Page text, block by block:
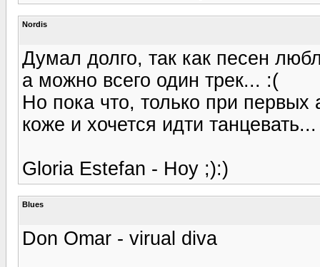
Nordis
Думал долго, так как песен
а можно всего один трек... :(
Но пока что, только при
коже и хочется идти танцевать...
Gloria Estefan - Hoy ;):)
Blues
Don Omar - virual diva